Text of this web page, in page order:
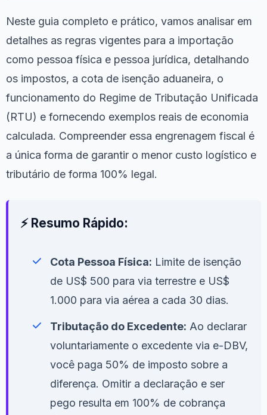
Neste guia completo e prático, vamos analisar em
detalhes as regras vigentes para a importação
como pessoa física e pessoa jurídica, detalhando
os impostos, a cota de isenção aduaneira, o
funcionamento do Regime de Tributação Unificada
(RTU) e fornecendo exemplos reais de economia
calculada. Compreender essa engrenagem fiscal é
a única forma de garantir o menor custo logístico e
tributário de forma 100% legal.
⚡ Resumo Rápido:
Cota Pessoa Física: Limite de isenção
de US$ 500 para via terrestre e US$
1.000 para via aérea a cada 30 dias.
Tributação do Excedente: Ao declarar
voluntariamente o excedente via e-DBV,
você paga 50% de imposto sobre a
diferença. Omitir a declaração e ser
pego resulta em 100% de cobrança